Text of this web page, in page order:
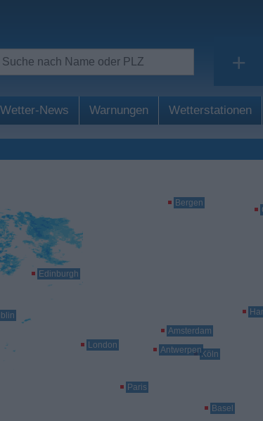
+
Wetter-News Warnungen Wetterstationen
London
Amsterdam
Paris
Bergen
Köln
Antwerpen
Basel
Edinburgh